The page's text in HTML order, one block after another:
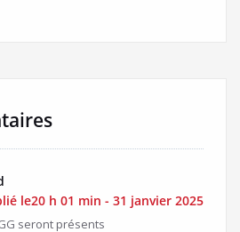
le20 h 01 min - 31 janvier 2025
seront présents